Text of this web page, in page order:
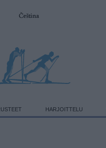
Čeština
HARJOITTELU